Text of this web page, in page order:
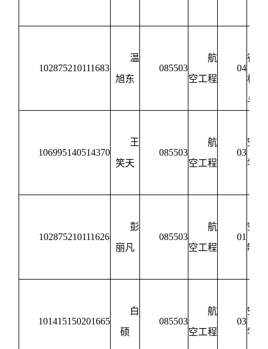
102875210111683
温
旭东
085503
航
空工程
04
行
构
与
106995140514370
王
笑天
085503
航
空工程
03
空
学
102875210111626
彭
丽凡
085503
航
空工程
01
空
制
101415150201665
白
硕
085503
航
空工程
03
空
学